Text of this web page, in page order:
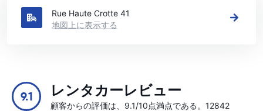
Rue Haute Crotte 41
地図上に表示する
9.1 レンタカーレビュー
顧客からの評価は、9.1/10点満点である。12842